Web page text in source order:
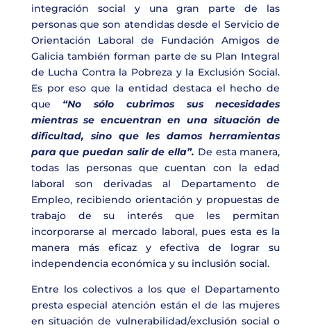
integración social y una gran parte de las
personas que son atendidas desde el Servicio de
Orientación Laboral de Fundación Amigos de
Galicia también forman parte de su Plan Integral
de Lucha Contra la Pobreza y la Exclusión Social.
Es por eso que la entidad destaca el hecho de
que “No sólo cubrimos sus necesidades
mientras se encuentran en una situación de
dificultad, sino que les damos herramientas
para que puedan salir de ella”. De esta manera,
todas las personas que cuentan con la edad
laboral son derivadas al Departamento de
Empleo, recibiendo orientación y propuestas de
trabajo de su interés que les permitan
incorporarse al mercado laboral, pues esta es la
manera más eficaz y efectiva de lograr su
independencia económica y su inclusión social.
Entre los colectivos a los que el Departamento
presta especial atención están el de las mujeres
en situación de vulnerabilidad/exclusión social o